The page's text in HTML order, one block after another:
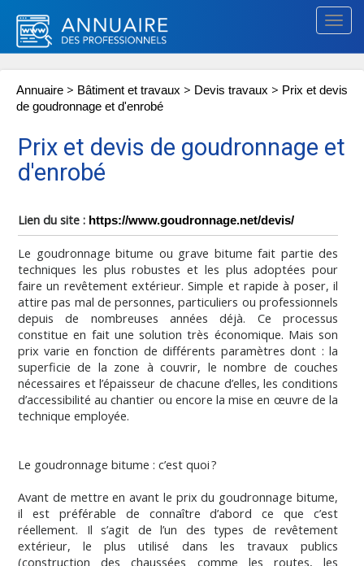
Annuaire > Bâtiment et travaux > Devis travaux > Prix et devis
de goudronnage et d'enrobé
Prix et devis de goudronnage et
d'enrobé
Lien du site : https://www.goudronnage.net/devis/
Le goudronnage bitume ou grave bitume fait partie des
techniques les plus robustes et les plus adoptées pour
faire un revêtement extérieur. Simple et rapide à poser, il
attire pas mal de personnes, particuliers ou professionnels
depuis de nombreuses années déjà. Ce processus
constitue en fait une solution très économique. Mais son
prix varie en fonction de différents paramètres dont : la
superficie de la zone à couvrir, le nombre de couches
nécessaires et l’épaisseur de chacune d’elles, les conditions
d’accessibilité au chantier ou encore la mise en œuvre de la
technique employée.
Le goudronnage bitume : c’est quoi ?
Avant de mettre en avant le prix du goudronnage bitume,
il est préférable de connaître d’abord ce que c’est
réellement. Il s’agit de l’un des types de revêtement
extérieur, le plus utilisé dans les travaux publics
(construction des chaussées comme les routes, les